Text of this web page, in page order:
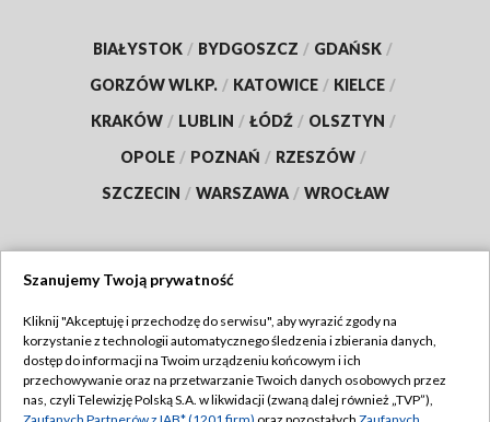
BIAŁYSTOK / BYDGOSZCZ / GDAŃSK /
GORZÓW WLKP. / KATOWICE / KIELCE /
KRAKÓW / LUBLIN / ŁÓDŹ / OLSZTYN /
OPOLE / POZNAŃ / RZESZÓW /
SZCZECIN / WARSZAWA / WROCŁAW
TVP
Abonament TVP
Emisja w TVP
Regulamin TVP
Szanujemy Twoją prywatność
Kliknij "Akceptuję i przechodzę do serwisu", aby wyrazić zgody na
korzystanie z technologii automatycznego śledzenia i zbierania danych,
dostęp do informacji na Twoim urządzeniu końcowym i ich
przechowywanie oraz na przetwarzanie Twoich danych osobowych przez
nas, czyli Telewizję Polską S.A. w likwidacji (zwaną dalej również „TVP”),